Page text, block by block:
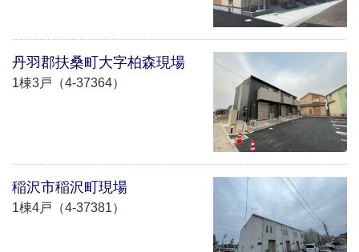
丹羽郡扶桑町大字柏森現場
1棟3戸（4-37364）
稲沢市稲沢町現場
1棟4戸（4-37381）